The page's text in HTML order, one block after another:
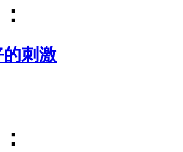
刺激